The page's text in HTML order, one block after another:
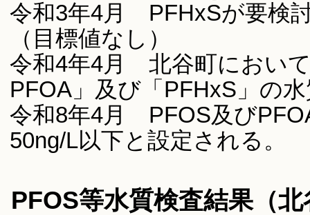
令和3年4月 PFHxSが要検
（目標値なし）
令和4年4月 北谷町におい
PFOA」及び「PFHxS」の
令和8年4月 PFOS及び
50ng/L以下と設定される。
PFOS等水質検査結果（